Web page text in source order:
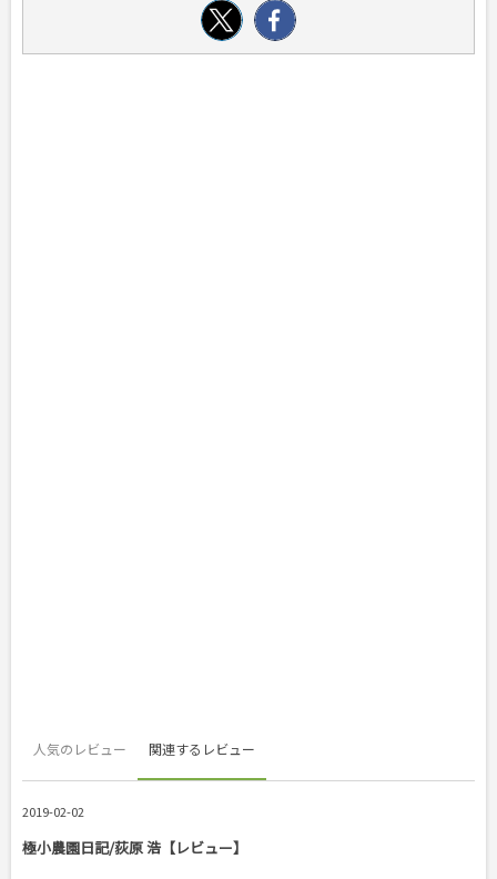
人気のレビュー 関連するレビュー
2019-02-02
極小農園日記/荻原 浩【レビュー】